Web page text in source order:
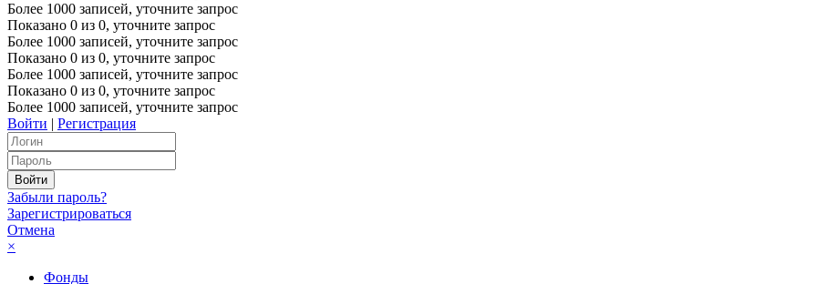
Более 1000 записей, уточните запрос
Показано 0 из 0, уточните запрос
Более 1000 записей, уточните запрос
Показано 0 из 0, уточните запрос
Более 1000 записей, уточните запрос
Показано 0 из 0, уточните запрос
Более 1000 записей, уточните запрос
Войти | Регистрация
Забыли пароль?
Зарегистрироваться
Отмена
×
Фонды